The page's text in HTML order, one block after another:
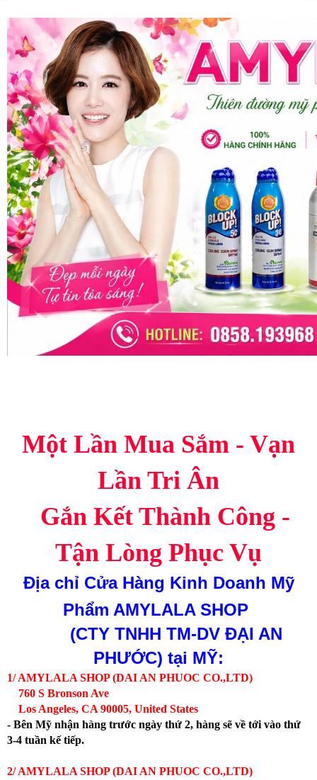
Một Lần Mua Sắm - Vạn
Lần Tri Ân
Gắn Kết Thành Công -
Tận Lòng Phục Vụ
Địa chỉ Cửa Hàng Kinh Doanh Mỹ
Phẩm AMYLALA SHOP
(CTY TNHH TM-DV ĐẠI AN
PHƯỚC) tại MỸ:
1/ AMYLALA SHOP (DAI AN PHUOC CO.,LTD)
760 S Bronson Ave
Los Angeles, CA 90005, United States
- Bên Mỹ nhận hàng trước ngày thứ 2, hàng sẽ về tới vào thứ
3-4 tuần kế tiếp.
2/ AMYLALA SHOP (DAI AN PHUOC CO.,LTD)